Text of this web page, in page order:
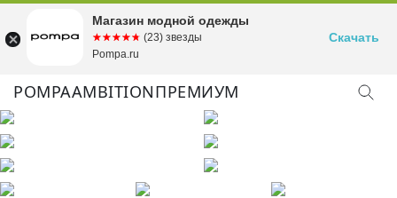
POMPAAMBITIONПРЕМИУМ
Магазин модной одежды
☆☆☆☆☆
★★★★★ (23) звезды
Pompa.ru
Скачать